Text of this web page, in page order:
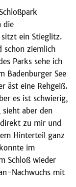
die
sitzt ein Stieglitz.
schon ziemlich
Parks sehe ich
Badenburger See
äst eine Rehgeiß.
es ist schwierig,
sieht aber den
zu mir und
Hinterteil ganz
im
Schloß wieder
Nachwuchs mit